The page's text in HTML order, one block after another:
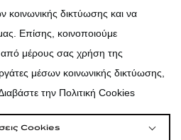
κοινωνικής δικτύωσης και να
Επίσης, κοινοποιούμε
από μέρους σας χρήση της
μέσων κοινωνικής δικτύωσης,
την Πολιτική Cookies
Cookies